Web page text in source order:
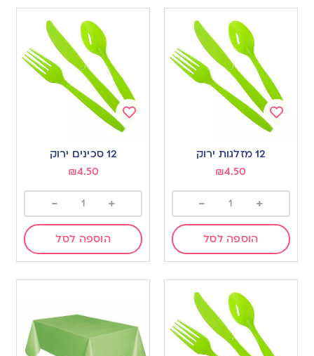
Add
wishlist
12 מזלגות ירוק
₪4.50
+
-
הוספה לסל
Add
wishlist
12 סכינים ירוק
₪4.50
+
-
הוספה לסל